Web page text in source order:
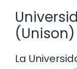
(Unison)
La